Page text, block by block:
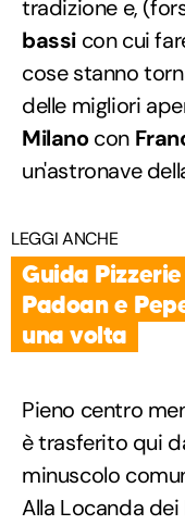
tradizione e,
bassi con cui
cose stanno
delle migliori
Milanocon
un'astronave
LEGGI ANCHE
Guida
Padoan e
una volta
Pieno centro
è trasferito qui
minuscolo
Alla Locanda